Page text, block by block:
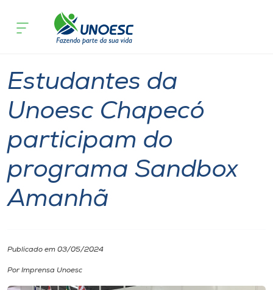
Cursos
Pesquisa
Atendimento ao Estudante
Portal de Ensino
Internacionalização
Tecnologia
Estudantes da
Unoesc Chapecó
participam do
programa Sandbox
Amanhã
Publicado em 03/05/2024
Por Imprensa Unoesc